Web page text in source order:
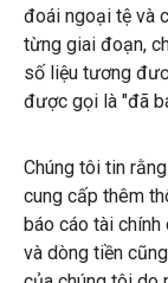
đoái ngoại tệ và
từng giai đoạn,
số liệu tương
được gọi là "đã
Chúng tôi tin
cung cấp thêm
báo cáo tài
và dòng tiền